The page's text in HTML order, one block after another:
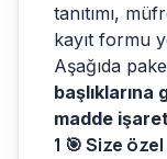
tanıtımı,
kayıt formu
Aşağıda
başlıklarına
madde
1 🎯 Size